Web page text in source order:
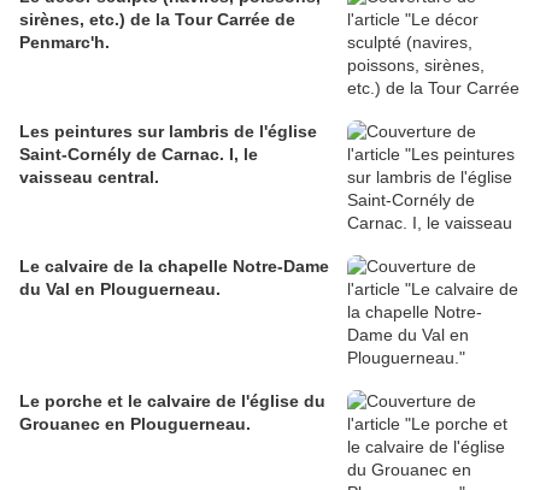
sirènes, etc.) de la Tour Carrée de
Penmarc'h.
Les peintures sur lambris de l'église
Saint-Cornély de Carnac. I, le
vaisseau central.
Le calvaire de la chapelle Notre-Dame
du Val en Plouguerneau.
Le porche et le calvaire de l'église du
Grouanec en Plouguerneau.